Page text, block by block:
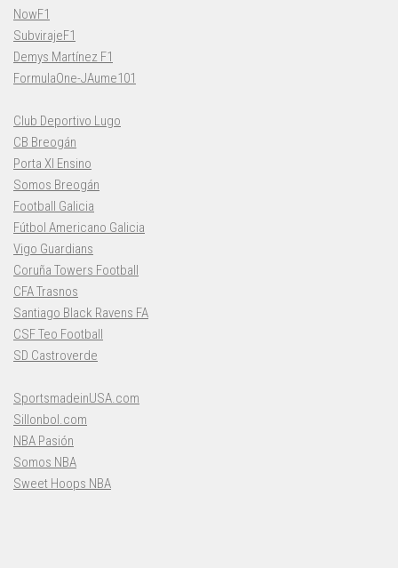
NowF1
SubvirajeF1
Demys Martínez F1
FormulaOne-JAume101
Club Deportivo Lugo
CB Breogán
Porta XI Ensino
Somos Breogán
Football Galicia
Fútbol Americano Galicia
Vigo Guardians
Coruña Towers Football
CFA Trasnos
Santiago Black Ravens FA
CSF Teo Football
SD Castroverde
SportsmadeinUSA.com
Sillonbol.com
NBA Pasión
Somos NBA
Sweet Hoops NBA